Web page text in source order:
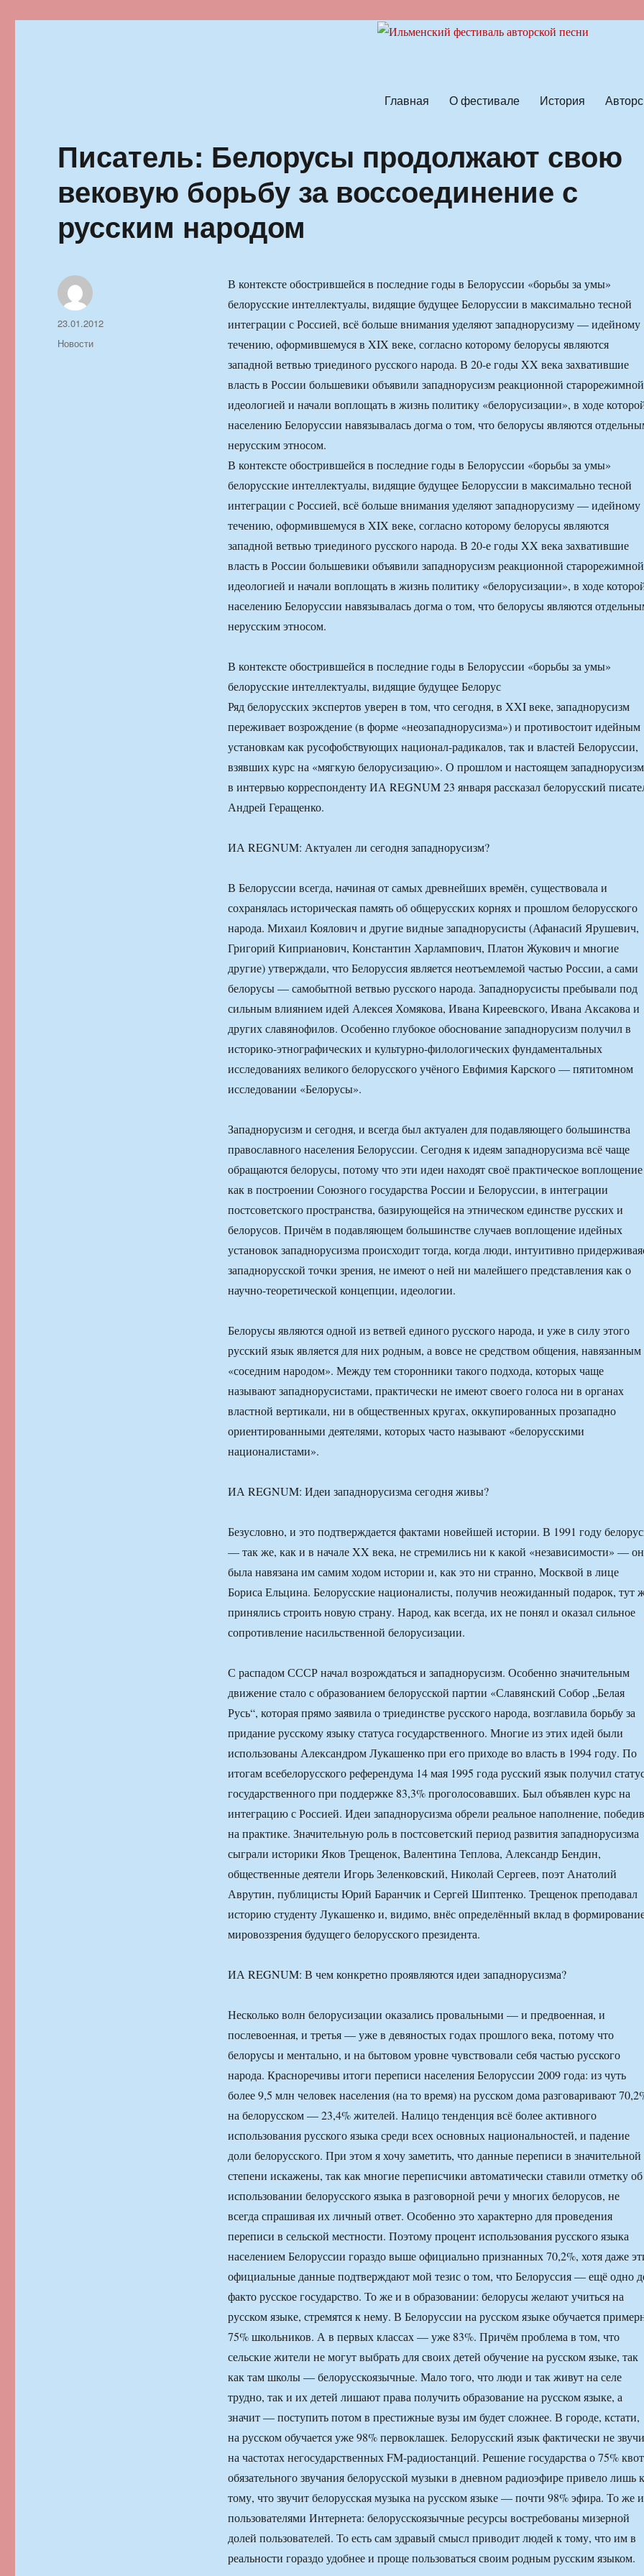
Главная О фестивале История
Писатель: Белорусы продолжают свою
вековую борьбу за воссоединение с
русским народом
В контексте обострившейся в последние годы в Белоруссии «борьбы за умы»
белорусские интеллектуалы, видящие будущее Белоруссии в максимально тесной
интеграции с Россией, всё больше внимания уделяют западнорусизму — идейному
течению, оформившемуся в XIX веке, согласно которому белорусы являются
западной ветвью триединого русского народа. В 20-е годы XX века захватившие
власть в России большевики объявили западнорусизм реакционной старорежимной
идеологией и начали воплощать в жизнь политику «белорусизации», в ходе
населению Белоруссии навязывалась догма о том, что белорусы являются
нерусским этносом.
В контексте обострившейся в последние годы в Белоруссии «борьбы за умы»
белорусские интеллектуалы, видящие будущее Белоруссии в максимально тесной
интеграции с Россией, всё больше внимания уделяют западнорусизму — идейному
течению, оформившемуся в XIX веке, согласно которому белорусы являются
западной ветвью триединого русского народа. В 20-е годы XX века захватившие
власть в России большевики объявили западнорусизм реакционной старорежимной
идеологией и начали воплощать в жизнь политику «белорусизации», в ходе
населению Белоруссии навязывалась догма о том, что белорусы являются
нерусским этносом.
В контексте обострившейся в последние годы в Белоруссии «борьбы за умы»
белорусские интеллектуалы, видящие будущее Белорус
Ряд белорусских экспертов уверен в том, что сегодня, в XXI веке, западнорусизм
переживает возрождение (в форме «неозападнорусизма») и противостоит идейным
установкам как русофобствующих национал-радикалов, так и властей Белоруссии,
взявших курс на «мягкую белорусизацию». О прошлом и настоящем
в интервью корреспонденту ИА REGNUM 23 января рассказал белорусский
Андрей Геращенко.
ИА REGNUM: Актуален ли сегодня западнорусизм?
В Белоруссии всегда, начиная от самых древнейших времён, существовала и
сохранялась историческая память об общерусских корнях и прошлом белорусского
народа. Михаил Коялович и другие видные западнорусисты (Афанасий Ярушевич,
Григорий Киприанович, Константин Харлампович, Платон Жукович и многие
другие) утверждали, что Белоруссия является неотъемлемой частью России, а сами
белорусы — самобытной ветвью русского народа. Западнорусисты пребывали под
сильным влиянием идей Алексея Хомякова, Ивана Киреевского, Ивана Аксакова и
других славянофилов. Особенно глубокое обоснование западнорусизм получил в
историко-этнографических и культурно-филологических фундаментальных
исследованиях великого белорусского учёного Евфимия Карского — пятитомном
исследовании «Белорусы».
Западнорусизм и сегодня, и всегда был актуален для подавляющего большинства
православного населения Белоруссии. Сегодня к идеям западнорусизма всё чаще
обращаются белорусы, потому что эти идеи находят своё практическое воплощение
как в построении Союзного государства России и Белоруссии, в интеграции
постсоветского пространства, базирующейся на этническом единстве русских и
белорусов. Причём в подавляющем большинстве случаев воплощение идейных
установок западнорусизма происходит тогда, когда люди, интуитивно
западнорусской точки зрения, не имеют о ней ни малейшего представления как о
научно-теоретической концепции, идеологии.
Белорусы являются одной из ветвей единого русского народа, и уже в силу этого
русский язык является для них родным, а вовсе не средством общения, навязанным
«соседним народом». Между тем сторонники такого подхода, которых чаще
называют западнорусистами, практически не имеют своего голоса ни в органах
властной вертикали, ни в общественных кругах, оккупированных прозападно
ориентированными деятелями, которых часто называют «белорусскими
националистами».
ИА REGNUM: Идеи западнорусизма сегодня живы?
Безусловно, и это подтверждается фактами новейшей истории. В 1991 году
— так же, как и в начале XX века, не стремились ни к какой «независимости» —
была навязана им самим ходом истории и, как это ни странно, Москвой в лице
Бориса Ельцина. Белорусские националисты, получив неожиданный подарок, тут
принялись строить новую страну. Народ, как всегда, их не понял и оказал сильное
сопротивление насильственной белорусизации.
С распадом СССР начал возрождаться и западнорусизм. Особенно значительным
движение стало с образованием белорусской партии «Славянский Собор „Белая
Русь“, которая прямо заявила о триединстве русского народа, возглавила борьбу за
придание русскому языку статуса государственного. Многие из этих идей были
использованы Александром Лукашенко при его приходе во власть в 1994 году. По
итогам всебелорусского референдума 14 мая 1995 года русский язык получил
государственного при поддержке 83,3% проголосовавших. Был объявлен курс на
интеграцию с Россией. Идеи западнорусизма обрели реальное наполнение, победив
на практике. Значительную роль в постсоветский период развития западнорусизма
сыграли историки Яков Трещенок, Валентина Теплова, Александр Бендин,
общественные деятели Игорь Зеленковский, Николай Сергеев, поэт Анатолий
Аврутин, публицисты Юрий Баранчик и Сергей Шиптенко. Трещенок преподавал
историю студенту Лукашенко и, видимо, внёс определённый вклад в
мировоззрения будущего белорусского президента.
ИА REGNUM: В чем конкретно проявляются идеи западнорусизма?
Несколько волн белорусизации оказались провальными — и предвоенная, и
послевоенная, и третья — уже в девяностых годах прошлого века, потому что
белорусы и ментально, и на бытовом уровне чувствовали себя частью русского
народа. Красноречивы итоги переписи населения Белоруссии 2009 года: из чуть
более 9,5 млн человек населения (на то время) на русском дома разговаривают
на белорусском — 23,4% жителей. Налицо тенденция всё более активного
использования русского языка среди всех основных национальностей, и падение
доли белорусского. При этом я хочу заметить, что данные переписи в значительной
степени искажены, так как многие переписчики автоматически ставили отметку об
использовании белорусского языка в разговорной речи у многих белорусов, не
всегда спрашивая их личный ответ. Особенно это характерно для проведения
переписи в сельской местности. Поэтому процент использования русского языка
населением Белоруссии гораздо выше официально признанных 70,2%, хотя даже
официальные данные подтверждают мой тезис о том, что Белоруссия — ещё одно
факто русское государство. То же и в образовании: белорусы желают учиться на
русском языке, стремятся к нему. В Белоруссии на русском языке обучается
75% школьников. А в первых классах — уже 83%. Причём проблема в том, что
сельские жители не могут выбрать для своих детей обучение на русском языке, так
как там школы — белорусскоязычные. Мало того, что люди и так живут на селе
трудно, так и их детей лишают права получить образование на русском языке, а
значит — поступить потом в престижные вузы им будет сложнее. В городе, кстати,
на русском обучается уже 98% первоклашек. Белорусский язык фактически не
на частотах негосударственных FM-радиостанций. Решение государства о 75%
обязательного звучания белорусской музыки в дневном радиоэфире привело лишь к
тому, что звучит белорусская музыка на русском языке — почти 98% эфира. То же
пользователями Интернета: белорусскоязычные ресурсы востребованы мизерной
долей пользователей. То есть сам здравый смысл приводит людей к тому, что им в
реальности гораздо удобнее и проще пользоваться своим родным русским языком.
Автор
Опубликовано
23.01.2012
Рубрики
Новости